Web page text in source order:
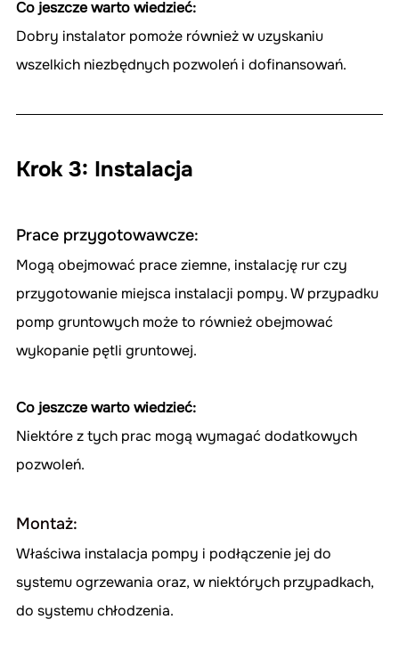
Co jeszcze warto wiedzieć:
Dobry instalator pomoże również w uzyskaniu
wszelkich niezbędnych pozwoleń i dofinansowań.
Krok 3: Instalacja
Prace przygotowawcze:
Mogą obejmować prace ziemne, instalację rur czy
przygotowanie miejsca instalacji pompy. W przypadku
pomp gruntowych może to również obejmować
wykopanie pętli gruntowej.
Co jeszcze warto wiedzieć:
Niektóre z tych prac mogą wymagać dodatkowych
pozwoleń.
Montaż:
Właściwa instalacja pompy i podłączenie jej do
systemu ogrzewania oraz, w niektórych przypadkach,
do systemu chłodzenia.